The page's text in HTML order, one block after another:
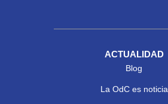
ACTUALIDAD
Blog
La OdC es noticia